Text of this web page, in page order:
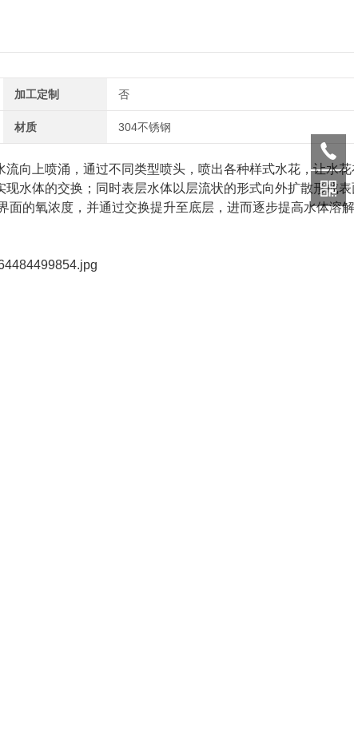
加工定制 否
材质 304不锈钢
向上喷涌，通过不同类型喷头，喷出各种样式水花，让水
水体的交换；同时表层水体以层流状的形式向外扩散形成表
的氧浓度，并通过交换提升至底层，进而逐步提高水体溶